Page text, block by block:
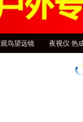
观鸟望远镜 夜视仪 热